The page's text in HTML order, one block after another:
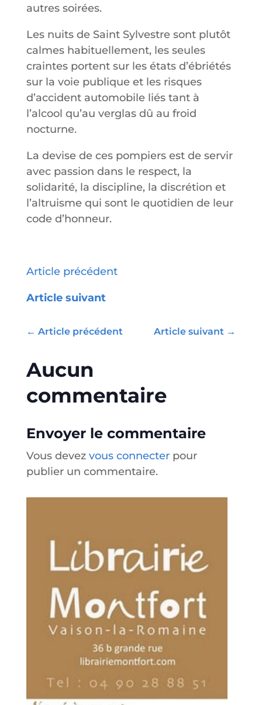
autres soirées.
Les nuits de Saint Sylvestre sont plutôt
calmes habituellement, les seules
craintes portent sur les états d’ébriétés
sur la voie publique et les risques
d’accident automobile liés tant à
l’alcool qu’au verglas dû au froid
nocturne.
La devise de ces pompiers est de servir
avec passion dans le respect, la
solidarité, la discipline, la discrétion et
l’altruisme qui sont le quotidien de leur
code d’honneur.
Article précédent
Article suivant
← Article précédent Article suivant →
Aucun
commentaire
Envoyer le commentaire
Vous devez vous connecterpour
publier un commentaire.